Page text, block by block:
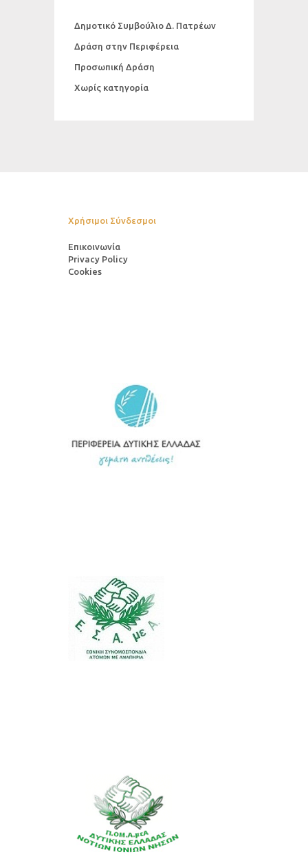
Δημοτικό Συμβούλιο Δ. Πατρέων
Δράση στην Περιφέρεια
Προσωπική Δράση
Χωρίς κατηγορία
Χρήσιμοι Σύνδεσμοι
Επικοινωνία
Privacy Policy
Cookies